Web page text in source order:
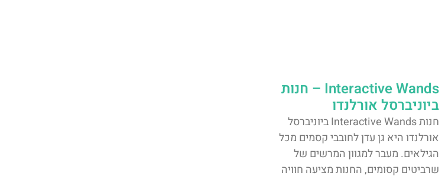
Interactive Wands – חנות
ביוניברסל אורלנדו
חנות Interactive Wands ביוניברסל
אורלנדו היא גן עדן לחובבי קסמים מכל
הגילאים. מעבר למגוון המרשים של
שרביטים קסומים, החנות מציעה חוויה